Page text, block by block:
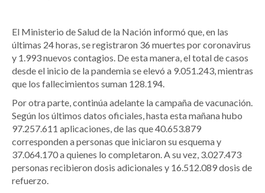
El Ministerio de Salud de la Nación informó que, en las
últimas 24 horas, se registraron 36 muertes por coronavirus
y 1.993 nuevos contagios. De esta manera, el total de casos
desde el inicio de la pandemia se elevó a 9.051.243, mientras
que los fallecimientos suman 128.194.
Por otra parte, continúa adelante la campaña de vacunación.
Según los últimos datos oficiales, hasta esta mañana hubo
97.257.611 aplicaciones, de las que 40.653.879
corresponden a personas que iniciaron su esquema y
37.064.170 a quienes lo completaron. A su vez, 3.027.473
personas recibieron dosis adicionales y 16.512.089 dosis de
refuerzo.